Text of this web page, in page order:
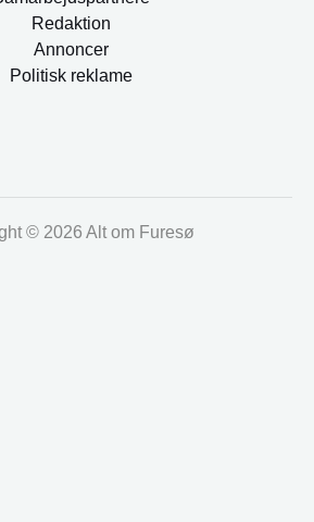
Redaktion
Annoncer
Politisk reklame
© 2026 Alt om Furesø